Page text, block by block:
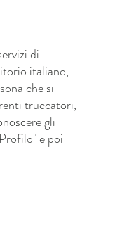
di
italiano,
che si
truccatori,
gli
e poi